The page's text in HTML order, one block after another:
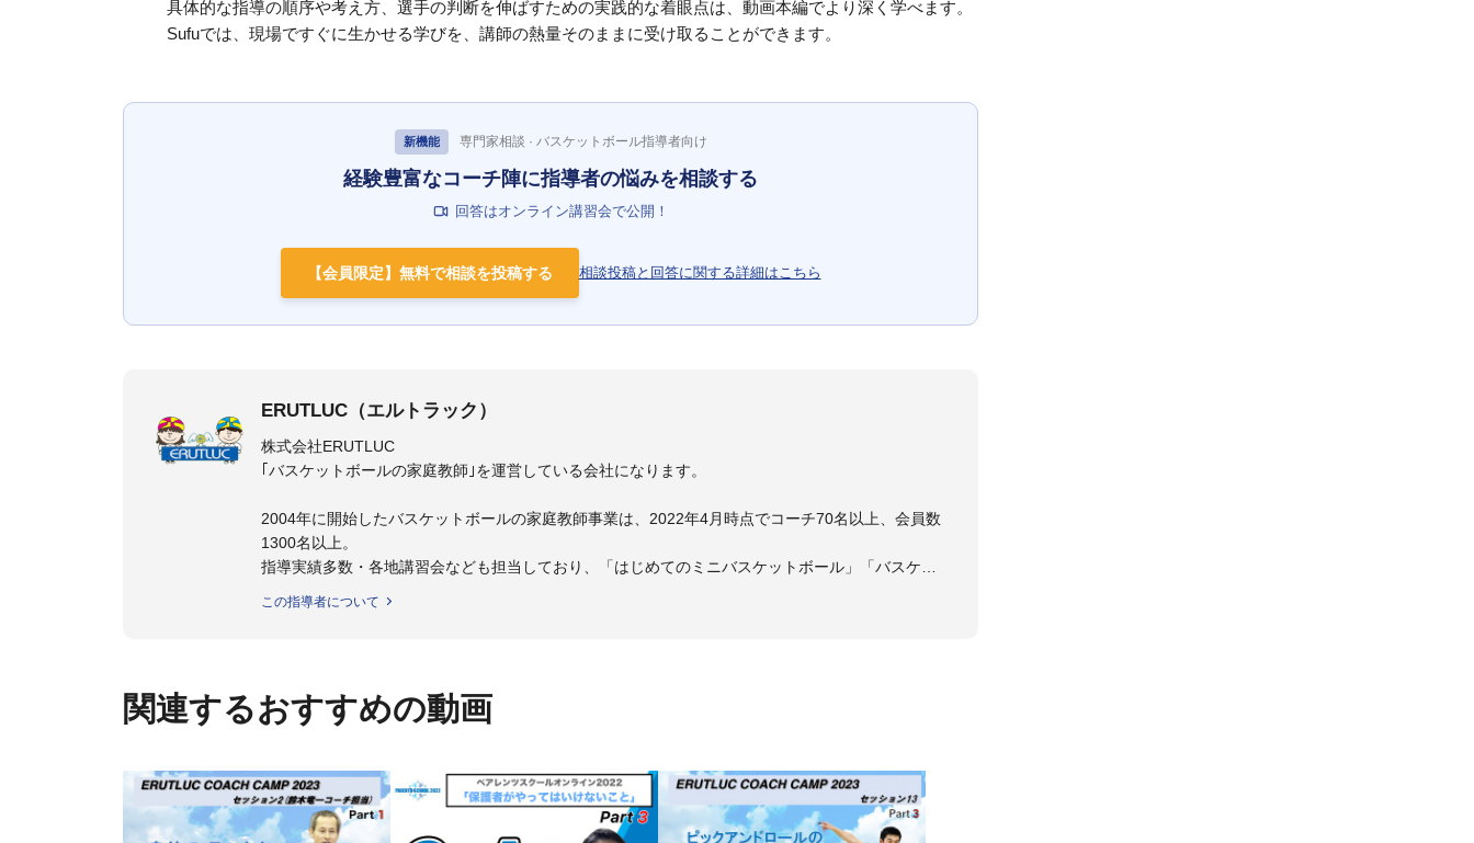
具体的な指導の順序や考え方、選手の判断を伸ばすための実践的な着眼点は、動画本編でより深く学べます。
Sufuでは、現場ですぐに生かせる学びを、講師の熱量そのままに受け取ることができます。
新機能 専門家相談 · バスケットボール指導者向け
経験豊富なコーチ陣に指導者の悩みを相談する
回答はオンライン講習会で公開！
【会員限定】無料で相談を投稿する 相談投稿と回答に関する詳細はこちら
ERUTLUC（エルトラック）
株式会社ERUTLUC
｢バスケットボールの家庭教師｣を運営している会社になります。
2004年に開始したバスケットボールの家庭教師事業は、2022年4月時点でコーチ70名以上、会員数
1300名以上。
指導実績多数・各地講習会なども担当しており、「はじめてのミニバスケットボール」「バスケッ
2016年U13ナショナルキャンプヘッドコーチ
2017年U13ナショナルキャンプヘッドコーチ
2017年男子日本代表サポートコーチ
2018年U22日本代表スプリングキャンプアドバイザリーコーチ
この指導者について
関連するおすすめの動画